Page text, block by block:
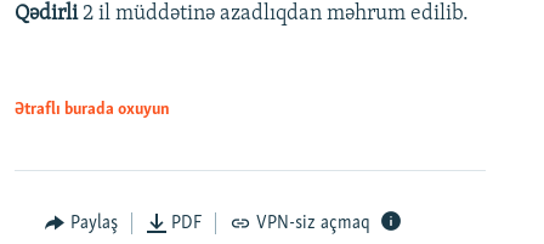
Qədirli2 il müddətinə azadlıqdan məhrum edilib.
Ətraflı burada oxuyun
Paylaş PDF VPN-siz açmaq